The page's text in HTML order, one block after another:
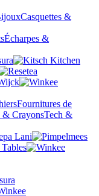
Casquettes &
Écharpes &
Fournitures de
& CrayonsTech &